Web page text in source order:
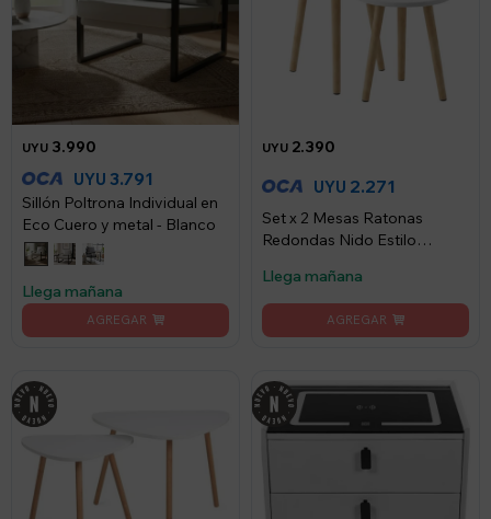
UYU 3.990
UYU 3.791
Sillón Poltrona Individual en
Eco Cuero y metal - Blanco
Llega mañana
UYU 2.390
UYU 2.271
Set x 2 Mesas Ratonas
Redondas Nido Estilo
Llega mañana